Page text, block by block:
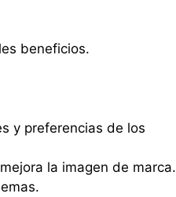
beneficios.
y preferencias de los
la imagen de marca.